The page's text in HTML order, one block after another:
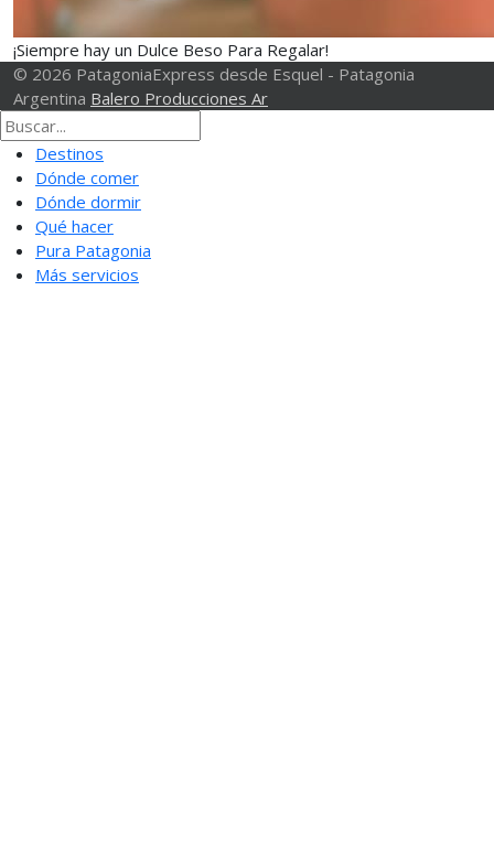
¡Siempre hay un Dulce Beso Para Regalar!
© 2026 PatagoniaExpress desde Esquel - Patagonia
Argentina Balero Producciones Ar
Destinos
Dónde comer
Dónde dormir
Qué hacer
Pura Patagonia
Más servicios